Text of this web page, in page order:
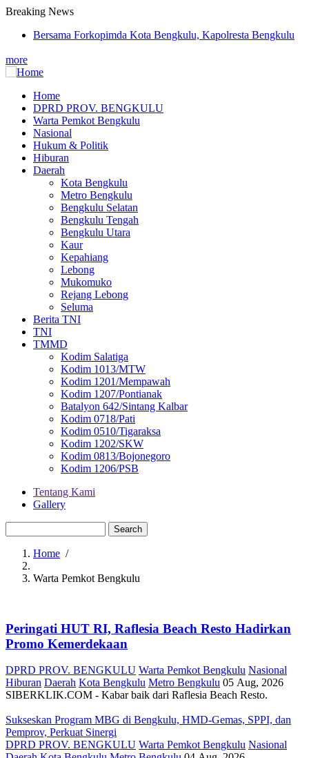
Breaking News
Bersama Forkopimda Kota Bengkulu, Kapolresta Bengkulu
Warga Teluk Sepang, Himbau Waspada Cuaca Buruk
Edukasi Kesehatan, Wujud Kepedulian terhadap Kesiapan
dan Kesejahteraan Anggota
KBPBI Apresiasi Komitmen Kapolri Kawal Aspirasi dalam
Pembahasan RUU Ketenagakerjaan
Pisah Sambut Kasat Lantas dan Perkenalan Paja Lulusan SIP
Angkatan 55, Polres Mukomuko Perkuat Soliditas Personel
more
Main
navigation
Home
DPRD PROV. BENGKULU
Warta Pemkot Bengkulu
Nasional
Hukum & Politik
Hiburan
Daerah
Kota Bengkulu
Metro Bengkulu
Bengkulu Selatan
Bengkulu Tengah
Bengkulu Utara
Kaur
Kepahiang
Lebong
Mukomuko
Rejang Lebong
Seluma
Berita TNI
TNI
TMMD
Kodim Salatiga
Kodim 1013/MTW
Kodim 1201/Mempawah
Kodim 1207/Pontianak
Batalyon 642/Sintang Kalbar
Kodim 0718/Pati
Kodim 0510/Tigaraksa
Kodim 1202/SKW
Kodim 0813/Bojonegoro
Kodim 1206/PSB
Menu
second
Tentang Kami
Gallery
Breadcrumb
Home /
Warta Pemkot Bengkulu
Peringati HUT RI, ‎Raflesia Beach Resto Hadirkan
Promo Kemerdekaan
DPRD PROV. BENGKULU Warta Pemkot Bengkulu Nasional
Hiburan Daerah Kota Bengkulu Metro Bengkulu 05 Aug, 2026
SIBERKLIK.COM - Kabar baik dari Raflesia Beach Resto.
Sukseskan Program MBG di Bengkulu, HMD-Gemas, SPPI, dan
Pemprov, Perkuat Sinergi
DPRD PROV. BENGKULU Warta Pemkot Bengkulu Nasional